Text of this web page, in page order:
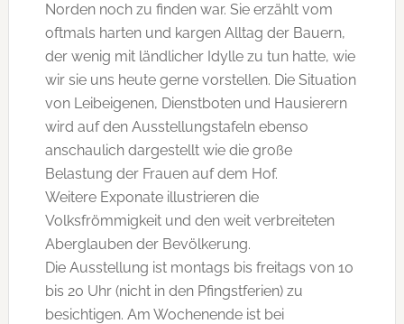
Norden noch zu finden war. Sie erzählt vom
oftmals harten und kargen Alltag der Bauern,
der wenig mit ländlicher Idylle zu tun hatte, wie
wir sie uns heute gerne vorstellen. Die Situation
von Leibeigenen, Dienstboten und Hausierern
wird auf den Ausstellungstafeln ebenso
anschaulich dargestellt wie die große
Belastung der Frauen auf dem Hof.
Weitere Exponate illustrieren die
Volksfrömmigkeit und den weit verbreiteten
Aberglauben der Bevölkerung.
Die Ausstellung ist montags bis freitags von 10
bis 20 Uhr (nicht in den Pfingstferien) zu
besichtigen. Am Wochenende ist bei